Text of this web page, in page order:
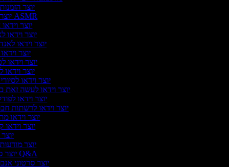
יוצר
יוצר וידאו ASMR
יוצר
יוצר וידאו
יוצר וידאו
יוצר
יוצר וידאו
יוצר וידאו
יוצר וידאו
יוצר וידאו לעשה זאת
יוצר וידאו
יוצר וידאו לרשתות
יוצר וידאו
יוצר וידאו
יוצר
יוצר סרטוני Q&A
יוצר סרטוני